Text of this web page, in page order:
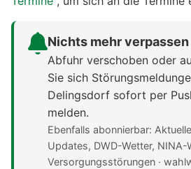
Nichts mehr verpassen
Abfuhr verschoben oder
Sie sich
Delingsdorf sofort per
melden.
Ebenfalls abonnierbar:
Updates, DWD-Wetter, NINA-
Versorgungsstörungen ·